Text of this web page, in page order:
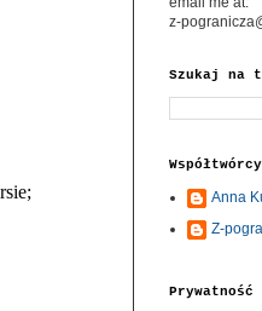
z-
Szukaj na
Współtwórcy
Anna
Z-
Prywatność